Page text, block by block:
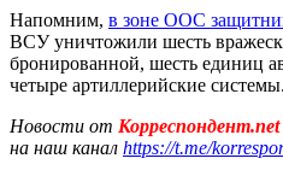
Напомним, в зоне ООС
ВСУ уничтожили шесть
бронированной, шесть единиц
четыре артиллерийские системы.
Новости от Корреспондент.net
на наш канал https://t.me/